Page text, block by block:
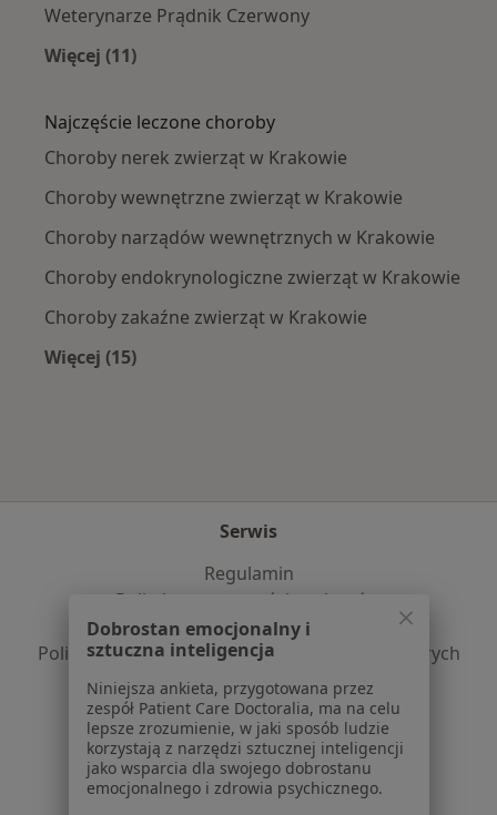
Weterynarze Prądnik Czerwony
Więcej (11)
Najczęście leczone choroby
Choroby nerek zwierząt w Krakowie
Choroby wewnętrzne zwierząt w Krakowie
Choroby narządów wewnętrznych w Krakowie
Choroby endokrynologiczne zwierząt w Krakowie
Choroby zakaźne zwierząt w Krakowie
Więcej (15)
Serwis
Regulamin
Polityka prywatności pacjentów
Polityka prywatności profesjonalistów
Polityka prywatności dla profesjonalistów, których
dane pozyskaliśmy samodzielnie
Polityka cookies
Jak działają wyniki wyszukiwania
Dostępność
O nas
Dobrostan emocjonalny i
sztuczna inteligencja
Niniejsza ankieta, przygotowana przez
zespół Patient Care Doctoralia, ma na celu
lepsze zrozumienie, w jaki sposób ludzie
korzystają z narzędzi sztucznej inteligencji
jako wsparcia dla swojego dobrostanu
emocjonalnego i zdrowia psychicznego.